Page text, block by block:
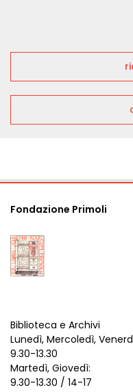
Fondazione Primoli
Biblioteca e Archivi
Lunedì, Mercoledì,
9.30-13.30
Martedì, Giovedì:
9.30-13.30 / 14-17